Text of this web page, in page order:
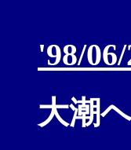
'98/
大潮